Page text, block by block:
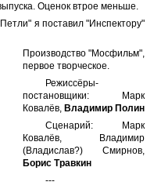
Оценок втрое меньше.
я поставил "Инспектору"
Производство "Мосфильм",
первое творческое.
Режиссёры-
постановщики: Марк
Ковалёв, Владимир Полин
Сценарий: Марк
Ковалёв, Владимир
(Владислав?) Смирнов,
Борис Травкин
---